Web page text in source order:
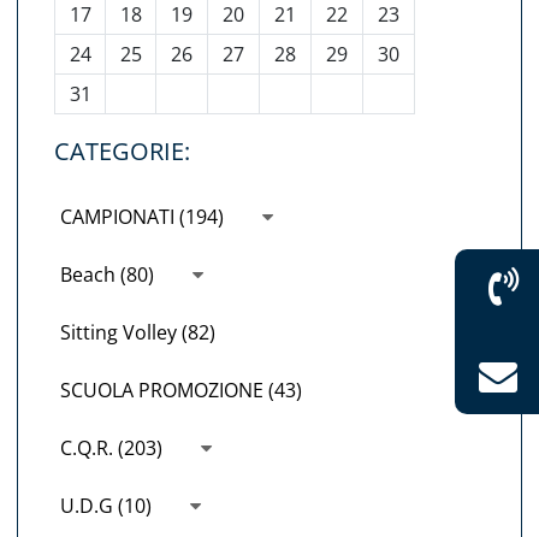
17
18 19 20 21 22
23
24
25 26 27 28 29
30
31
CATEGORIE:
CAMPIONATI (194)
Beach (80)
Sitting Volley (82)
SCUOLA PROMOZIONE (43)
C.Q.R. (203)
U.D.G (10)